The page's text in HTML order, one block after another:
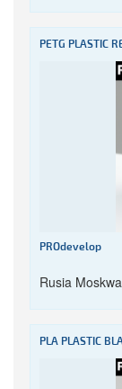
PETG PLASTIC
PROdevelop
Rusia Moskwa
PLA PLASTIC